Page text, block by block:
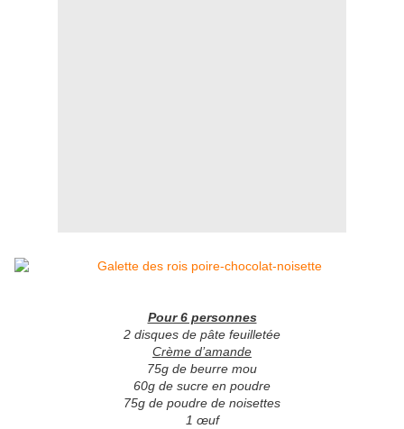
Pour 6 personnes
2 disques de pâte feuilletée
Crème d’amande
75g de beurre mou
60g de sucre en poudre
75g de poudre de noisettes
1 œuf